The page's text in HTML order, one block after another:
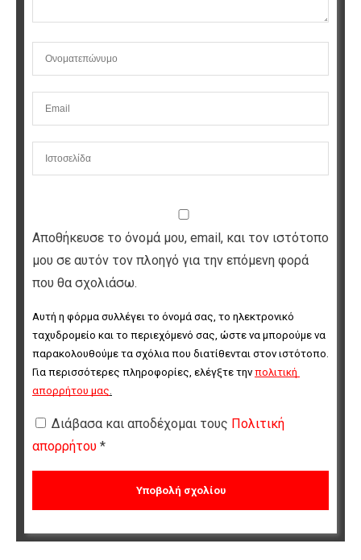
Αποθήκευσε το όνομά μου, email, και τον ιστότοπο
μου σε αυτόν τον πλοηγό για την επόμενη φορά
που θα σχολιάσω.
Αυτή η φόρμα συλλέγει το όνομά σας, το ηλεκτρονικό
ταχυδρομείο και το περιεχόμενό σας, ώστε να μπορούμε να
παρακολουθούμε τα σχόλια που διατίθενται στον ιστότοπο.
Για περισσότερες πληροφορίες, ελέγξτε την πολιτική
απορρήτου μας
Διάβασα και αποδέχομαι τους Πολιτική
απορρήτου *